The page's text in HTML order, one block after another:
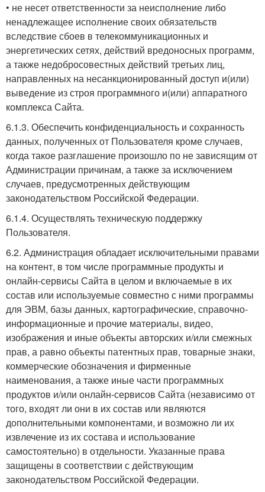
• не несет ответственности за неисполнение либо
ненадлежащее исполнение своих обязательств
вследствие сбоев в телекоммуникационных и
энергетических сетях, действий вредоносных программ,
а также недобросовестных действий третьих лиц,
направленных на несанкционированный доступ и(или)
выведение из строя программного и(или) аппаратного
комплекса Сайта.
6.1.3. Обеспечить конфиденциальность и сохранность
данных, полученных от Пользователя кроме случаев,
когда такое разглашение произошло по не зависящим от
Администрации причинам, а также за исключением
случаев, предусмотренных действующим
законодательством Российской Федерации.
6.1.4. Осуществлять техническую поддержку
Пользователя.
6.2. Администрация обладает исключительными правами
на контент, в том числе программные продукты и
онлайн-сервисы Сайта в целом и включаемые в их
состав или используемые совместно с ними программы
для ЭВМ, базы данных, картографические, справочно-
информационные и прочие материалы, видео,
изображения и иные объекты авторских и/или смежных
прав, а равно объекты патентных прав, товарные знаки,
коммерческие обозначения и фирменные
наименования, а также иные части программных
продуктов и/или онлайн-сервисов Сайта (независимо от
того, входят ли они в их состав или являются
дополнительными компонентами, и возможно ли их
извлечение из их состава и использование
самостоятельно) в отдельности. Указанные права
защищены в соответствии с действующим
законодательством Российской Федерации.